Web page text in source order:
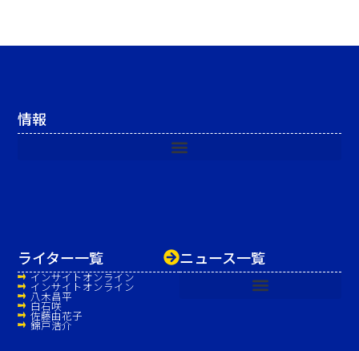
ニュース一覧
ライター一覧
インサイトオンライン
インサイトオンライン
八木昌平
白石咲
佐藤由花子
錦戸浩介
情報